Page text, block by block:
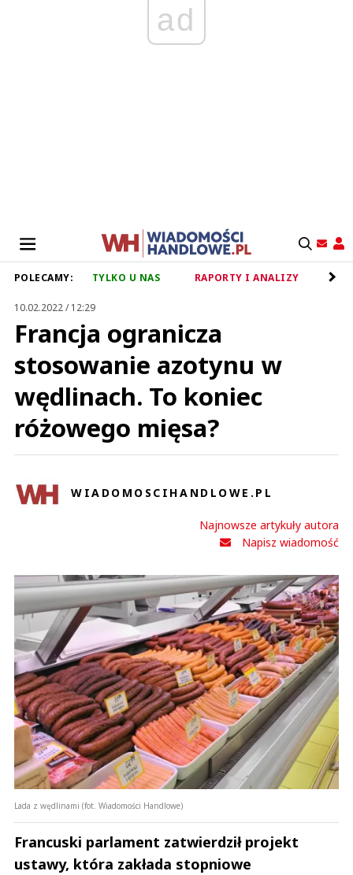
ad
POLECAMY: TYLKO U NAS RAPORTY I ANALIZY
10.02.2022 / 12:29
Francja ogranicza
stosowanie azotynu w
wędlinach. To koniec
różowego mięsa?
WIADOMOSCIHANDLOWE.PL
Najnowsze artykuły autora
Napisz wiadomość
Lada z wędlinami (fot. Wiadomości Handlowe)
Francuski parlament zatwierdził projekt
ustawy, która zakłada stopniowe